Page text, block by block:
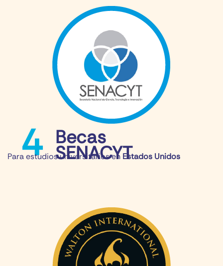
4 Becas
SENACYT
Para estudios universitarios en​ Estados Unidos​